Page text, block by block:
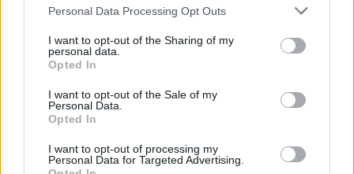
Personal Data Processing Opt Outs
I want to opt-out of the Sharing of my
personal data.
Opted In
I want to opt-out of the Sale of my
Personal Data.
Opted In
I want to opt-out of processing my
Personal Data for Targeted Advertising.
Na freq. 12073/V (SR 27500, FEC 5/6, DVB-S2/8PSK) v paketu Digiturk
6/2: Thor 7 (0,8W): NRK 1 HD, NRK 2 HD, NRK 3 HD,
Super TV HD
programy NRK 1 HD, NRK 2 HD, NRK 3 HD, NRK SUPER TV HD. CA
Videoguard + Nagra MA
6/2: Astra 3B (23,5E): JOJ Svet HD
Na freq. 12012/V (SR 29900, FEC 2/3, DVB-S2/8PSK) začala v paketu
SK vysílat stanice JOJ SVET HD. CA Irdeto + Nagra MA + Conax +